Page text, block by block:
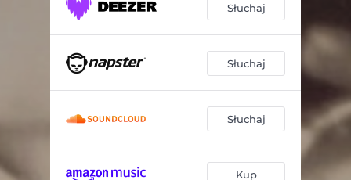
Słuchaj
Słuchaj
Słuchaj
Kup